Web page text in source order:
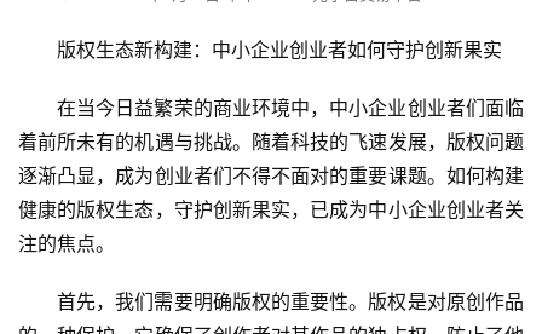
版权生态新构建：中小企业创业者如何守护创新果实
在当今日益繁荣的商业环境中，中小企业创业者们面临
着前所未有的机遇与挑战。随着科技的飞速发展，版权问题
逐渐凸显，成为创业者们不得不面对的重要课题。如何构建
健康的版权生态，守护创新果实，已成为中小企业创业者关
注的焦点。
首先，我们需要明确版权的重要性。版权是对原创作品